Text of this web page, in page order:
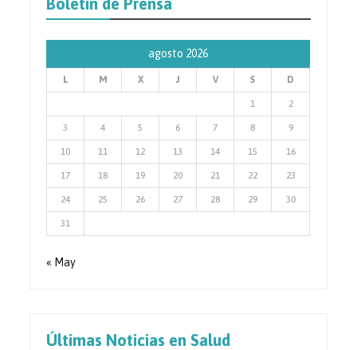
agosto 2026
L M X J V S D
1 2
3 4 5 6 7 8 9
10 11 12 13 14 15 16
17 18 19 20 21 22 23
24 25 26 27 28 29 30
31
« May
Últimas Noticias en Salud